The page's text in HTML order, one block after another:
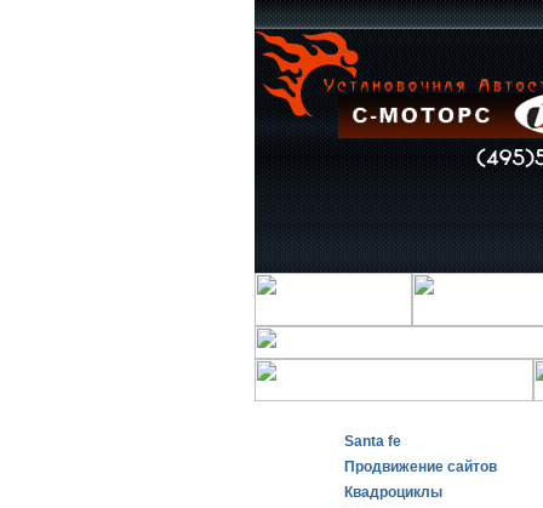
Santa fe
Продвижение сайтов
Квадроциклы